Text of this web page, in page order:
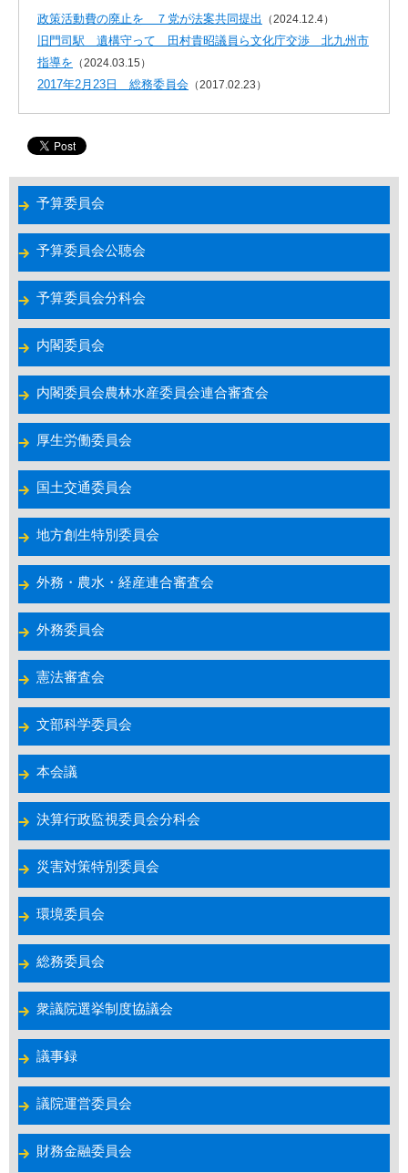
政策活動費の廃止を ７党が法案共同提出 （2024.12.4）
旧門司駅 遺構守って 田村貴昭議員ら文化庁交渉 北九州市
指導を （2024.03.15）
2017年2月23日 総務委員会 （2017.02.23）
予算委員会
予算委員会公聴会
予算委員会分科会
内閣委員会
内閣委員会農林水産委員会連合審査会
厚生労働委員会
国土交通委員会
地方創生特別委員会
外務・農水・経産連合審査会
外務委員会
憲法審査会
文部科学委員会
本会議
決算行政監視委員会分科会
災害対策特別委員会
環境委員会
総務委員会
衆議院選挙制度協議会
議事録
議院運営委員会
財務金融委員会